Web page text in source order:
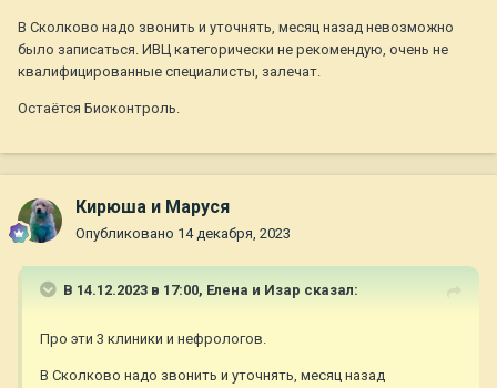
В Сколково надо звонить и уточнять, месяц назад невозможно
было записаться. ИВЦ категорически не рекомендую, очень не
квалифицированные специалисты, залечат.
Остаётся Биоконтроль.
Кирюша и Маруся
Опубликовано 14 декабря, 2023
В 14.12.2023 в 17:00, Елена и Изар сказал:
Про эти 3 клиники и нефрологов.
В Сколково надо звонить и уточнять, месяц назад